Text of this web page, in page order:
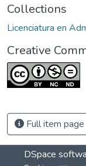
Collections
Licenciatura en
Creative
Full item page
DSpace